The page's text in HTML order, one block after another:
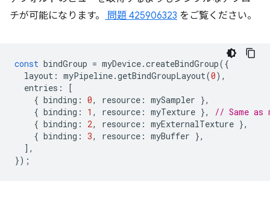
チが可能になります。
問題 425906323 をご覧ください。
const bindGroup = myDevice.createBindGroup({
layout : myPipeline.getBindGroupLayout(0),
entries :
[
{ binding : 0, resource : mySampler },
{ binding : 1 , resource : myTexture },
// Same as
{ binding : 2, resource : myExternalTexture },
{ binding : 3, resource : myBuffer },
],
});